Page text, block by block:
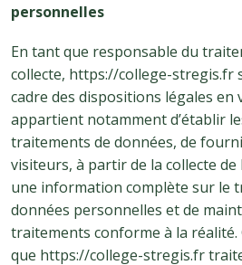
personnelles
En tant que responsable du
collecte, https://college-stregis.fr
cadre des dispositions légales en
appartient notamment d’établir
traitements de données, de
visiteurs, à partir de la collecte
une information complète sur le
données personnelles et de
traitements conforme à la réalité.
que https://college-stregis.fr